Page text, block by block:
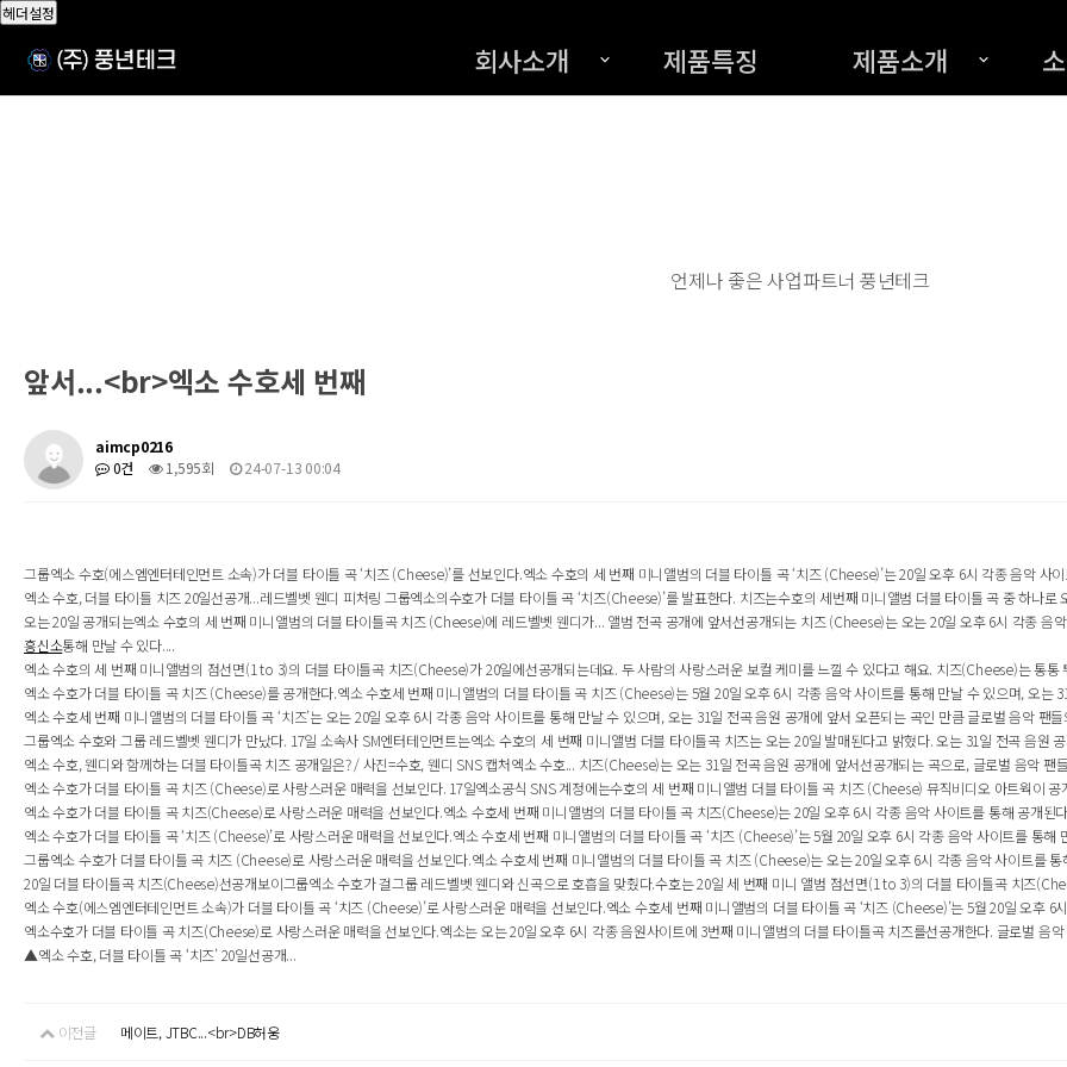
회사소개 제품특징 제품소개
헤더설정
언제나 좋은 사업파트너 풍년테크
앞서...<br>엑소 수호세 번째
aimcp0216
0건
1,595회 24-07-13 00:04
그룹엑소 수호(에스엠엔터테인먼트 소속)가 더블 타이틀 곡 ‘치즈 (Cheese)’를 선보인다.엑소 수호의 세 번째 미니앨범의 더블 타이틀 곡 ‘치즈 (Cheese)’는 20일 오후 6시 각종 음악 사
엑소 수호, 더블 타이틀 치즈 20일선공개...레드벨벳 웬디 피처링 그룹엑소의수호가 더블 타이틀 곡 ‘치즈(Cheese)’를 발표한다. 치즈는수호의 세번째 미니앨범 더블 타이틀 곡 중 하나로
오는 20일 공개되는엑소 수호의 세 번째 미니앨범의 더블 타이틀곡 치즈 (Cheese)에 레드벨벳 웬디가... 앨범 전곡 공개에 앞서선공개되는 치즈 (Cheese)는 오는 20일 오후 6시 각종 음
흥신소통해 만날 수 있다....
엑소 수호의 세 번째 미니앨범의 점선면(1 to 3)의 더블 타이틀곡 치즈(Cheese)가 20일에선공개되는데요. 두 사람의 사랑스러운 보컬 케미를 느낄 수 있다고 해요. 치즈(Cheese)는 통통
엑소 수호가 더블 타이틀 곡 치즈 (Cheese)를 공개한다.엑소 수호세 번째 미니앨범의 더블 타이틀 곡 치즈 (Cheese)는 5월 20일 오후 6시 각종 음악 사이트를 통해 만날 수 있으며, 오는
엑소 수호세 번째 미니앨범의 더블 타이틀 곡 ‘치즈’는 오는 20일 오후 6시 각종 음악 사이트를 통해 만날 수 있으며, 오는 31일 전곡 음원 공개에 앞서 오픈되는 곡인 만큼 글로벌 음악 팬
그룹엑소 수호와 그룹 레드벨벳 웬디가 만났다. 17일 소속사 SM엔터테인먼트는엑소 수호의 세 번째 미니앨범 더블 타이틀곡 치즈는 오는 20일 발매된다고 밝혔다. 오는 31일 전곡 음원
엑소 수호, 웬디와 함께하는 더블 타이틀곡 치즈 공개일은? / 사진=수호, 웬디 SNS 캡처엑소 수호... 치즈(Cheese)는 오는 31일 전곡 음원 공개에 앞서선공개되는 곡으로, 글로벌 음악 팬
엑소 수호가 더블 타이틀 곡 치즈 (Cheese)로 사랑스러운 매력을 선보인다. 17일엑소공식 SNS 계정에는수호의 세 번째 미니앨범 더블 타이틀 곡 치즈 (Cheese) 뮤직비디오 아트웍이 공
엑소 수호가 더블 타이틀 곡 치즈(Cheese)로 사랑스러운 매력을 선보인다.엑소 수호세 번째 미니앨범의 더블 타이틀 곡 치즈(Cheese)는 20일 오후 6시 각종 음악 사이트를 통해 공개된
엑소 수호가 더블 타이틀 곡 ‘치즈 (Cheese)’로 사랑스러운 매력을 선보인다.엑소 수호세 번째 미니앨범의 더블 타이틀 곡 ‘치즈 (Cheese)’는 5월 20일 오후 6시 각종 음악 사이트를 통해
그룹엑소 수호가 더블 타이틀 곡 치즈 (Cheese)로 사랑스러운 매력을 선보인다.엑소 수호세 번째 미니앨범의 더블 타이틀 곡 치즈 (Cheese)는 오는 20일 오후 6시 각종 음악 사이트를 통
20일 더블 타이틀곡 치즈(Cheese)선공개보이그룹엑소 수호가 걸그룹 레드벨벳 웬디와 신곡으로 호흡을 맞췄다.수호는 20일 세 번째 미니 앨범 점선면(1 to 3)의 더블 타이틀곡 치즈
엑소 수호(에스엠엔터테인먼트 소속)가 더블 타이틀 곡 ‘치즈 (Cheese)’로 사랑스러운 매력을 선보인다.엑소 수호세 번째 미니앨범의 더블 타이틀 곡 ‘치즈 (Cheese)’는 5월 20일 오후 6
엑소수호가 더블 타이틀 곡 치즈(Cheese)로 사랑스러운 매력을 선보인다.엑소는 오는 20일 오후 6시 각종 음원사이트에 3번째 미니앨범의 더블 타이틀곡 치즈를선공개한다. 글로벌 음
▲엑소 수호, 더블 타이틀 곡 ‘치즈’ 20일선공개...
이전글 메이트, JTBC...<br>DB허웅